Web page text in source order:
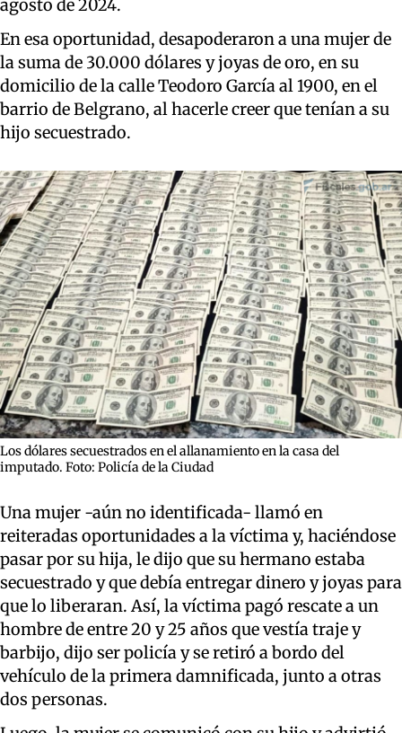
agosto de 2024.
En esa oportunidad, desapoderaron a una mujer de
la suma de 30.000 dólares y joyas de oro, en su
domicilio de la calle Teodoro García al 1900, en el
barrio de Belgrano, al hacerle creer que tenían a su
hijo secuestrado.
Los dólares secuestrados en el allanamiento en la casa del
imputado. Foto: Policía de la Ciudad
Una mujer -aún no identificada- llamó en
reiteradas oportunidades a la víctima y, haciéndose
pasar por su hija, le dijo que su hermano estaba
secuestrado y que debía entregar dinero y joyas para
que lo liberaran. Así, la víctima pagó rescate a un
hombre de entre 20 y 25 años que vestía traje y
barbijo, dijo ser policía y se retiró a bordo del
vehículo de la primera damnificada, junto a otras
dos personas.